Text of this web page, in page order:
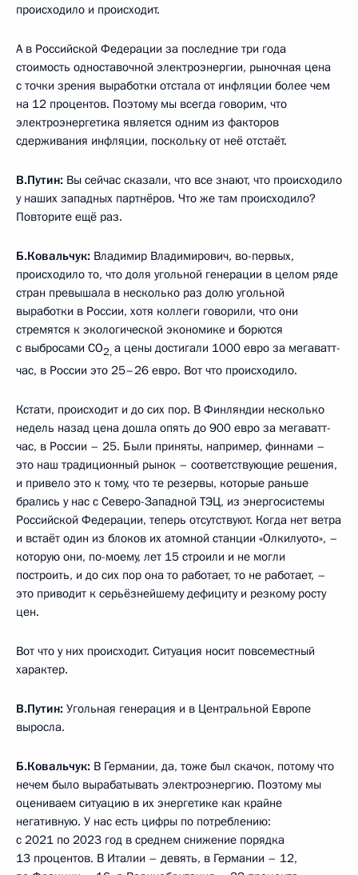
происходило и происходит.
А в Российской Федерации за последние три года
стоимость одноставочной электроэнергии, рыночная цена
с точки зрения выработки отстала от инфляции более чем
на 12 процентов. Поэтому мы всегда говорим, что
электроэнергетика является одним из факторов
сдерживания инфляции, поскольку от неё отстаёт.
В.Путин: Вы сейчас сказали, что все знают, что происходило
у наших западных партнёров. Что же там происходило?
Повторите ещё раз.
Б.Ковальчук: Владимир Владимирович, во-первых,
происходило то, что доля угольной генерации в целом ряде
стран превышала в несколько раз долю угольной
выработки в России, хотя коллеги говорили, что они
стремятся к экологической экономике и борются
с выбросами СО2,а цены достигали 1000 евро за мегаватт-
час, в России это 25–26 евро. Вот что происходило.
Кстати, происходит и до сих пор. В Финляндии несколько
недель назад цена дошла опять до 900 евро за мегаватт-
час, в России – 25. Были приняты, например, финнами –
это наш традиционный рынок – соответствующие решения,
и привело это к тому, что те резервы, которые раньше
брались у нас с Северо-Западной ТЭЦ, из энергосистемы
Российской Федерации, теперь отсутствуют. Когда нет ветра
и встаёт один из блоков их атомной станции «Олкилуото», –
которую они, по-моему, лет 15 строили и не могли
построить, и до сих пор она то работает, то не работает, –
это приводит к серьёзнейшему дефициту и резкому росту
цен.
Вот что у них происходит. Ситуация носит повсеместный
характер.
В.Путин: Угольная генерация и в Центральной Европе
выросла.
Б.Ковальчук: В Германии, да, тоже был скачок, потому что
нечем было вырабатывать электроэнергию. Поэтому мы
оцениваем ситуацию в их энергетике как крайне
негативную. У нас есть цифры по потреблению:
с 2021 по 2023 год в среднем снижение порядка
13 процентов. В Италии – девять, в Германии – 12,